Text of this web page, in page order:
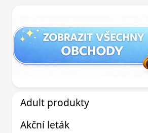
Adult produkty
Akční leták